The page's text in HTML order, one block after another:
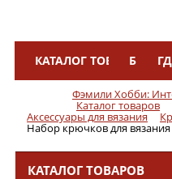
КАТАЛОГ ТОВАРОВ
Фэмили Хобби:
Каталог товаров
Аксессуары для вязания
Набор крючков для вязания
КАТАЛОГ ТОВАРОВ